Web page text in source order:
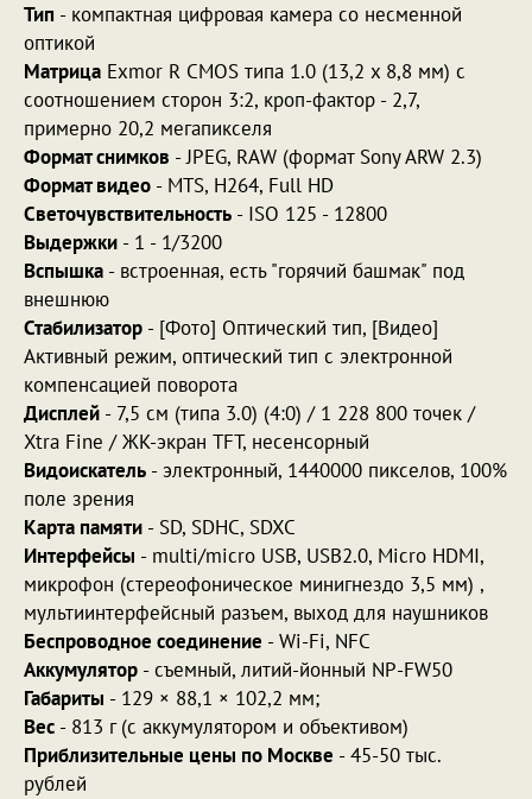
Тип - компактная цифровая камера со несменной
оптикой
Матрица Exmor R CMOS типа 1.0 (13,2 x 8,8 мм) с
соотношением сторон 3:2, кроп-фактор - 2,7,
примерно 20,2 мегапикселя
Формат снимков - JPEG, RAW (формат Sony ARW 2.3)
Формат видео - MTS, H264, Full HD
Светочувствительность - ISO 125 - 12800
Выдержки - 1 - 1/3200
Вспышка - встроенная, есть "горячий башмак" под
внешнюю
Стабилизатор - [Фото] Оптический тип, [Видео]
Активный режим, оптический тип с электронной
компенсацией поворота
Дисплей - 7,5 см (типа 3.0) (4:0) / 1 228 800 точек /
Xtra Fine / ЖК-экран TFT, несенсорный
Видоискатель - электронный, 1440000 пикселов, 100%
поле зрения
Карта памяти - SD, SDHC, SDXC
Интерфейсы - multi/micro USB, USB2.0, Micro HDMI,
микрофон (стереофоническое минигнездо 3,5 мм) ,
мультиинтерфейсный разъем, выход для наушников
Беспроводное соединение - Wi-Fi, NFC
Аккумулятор - съемный, литий-йонный NP-FW50
Габариты - 129 × 88,1 × 102,2 мм;
Вес - 813 г (с аккумулятором и объективом)
Приблизительные цены по Москве - 45-50 тыс.
рублей